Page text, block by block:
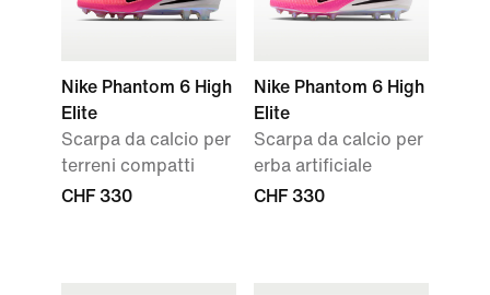
Nike Phantom 6 High
Elite
Scarpa da calcio per
terreni compatti
CHF 330
Nike Phantom 6 High
Elite
Scarpa da calcio per
erba artificiale
CHF 330